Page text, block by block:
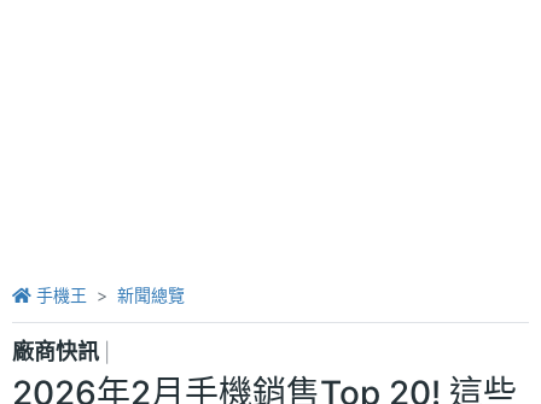
手機王 新聞總覽
廠商快訊
2026年2月手機銷售Top 20! 這些